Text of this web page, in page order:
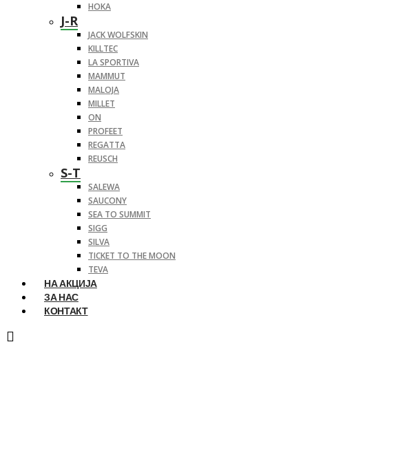
HOKA
J-R
JACK WOLFSKIN
KILLTEC
LA SPORTIVA
MAMMUT
MALOJA
MILLET
ON
PROFEET
REGATTA
REUSCH
S-T
SALEWA
SAUCONY
SEA TO SUMMIT
SIGG
SILVA
TICKET TO THE MOON
TEVA
НА АКЦИЈА
ЗА НАС
КОНТАКТ